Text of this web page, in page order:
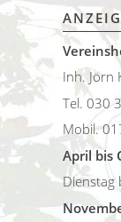
Inh. Jörn
Tel. 030
Mobil.
April bis
Dienstag